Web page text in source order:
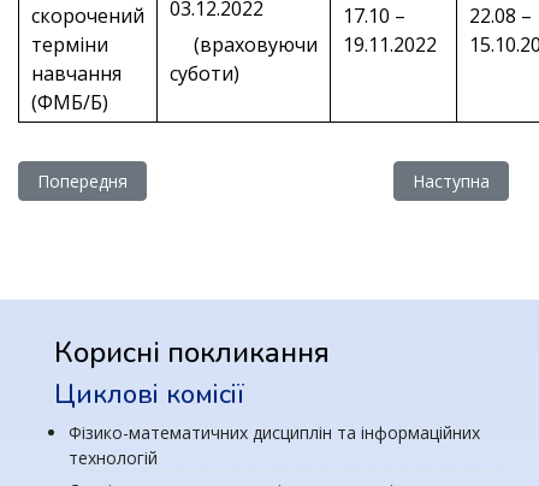
скорочений
терміни
навчання
(ФМБ/Б)
03.12.2022
(враховуючи
суботи)
17.10 –
19.11.2022
22.08 –
Попередня стаття: Розклад двінків
Попередня Наступна
Наступна
Корисні покликання
Циклові комісії
Фізико-математичних дисциплін та інформаційних
технологій